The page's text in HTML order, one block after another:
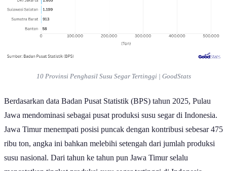
10 Provinsi Penghasil Susu Segar Tertinggi | GoodStats
Berdasarkan data Badan Pusat Statistik (BPS) tahun 2025, Pulau
Jawa mendominasi sebagai pusat produksi susu segar di Indonesia.
Jawa Timur menempati posisi puncak dengan kontribusi sebesar 475
ribu ton, angka ini bahkan melebihi setengah dari jumlah produksi
susu nasional. Dari tahun ke tahun pun Jawa Timur selalu